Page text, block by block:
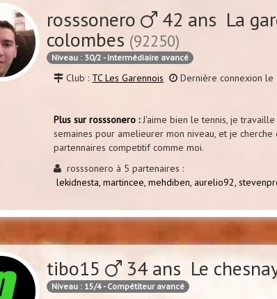
rosssonero 42 ans La
colombes (92250)
Niveau : 30/2 - Intermédiaire avancé
Club : TC Les Garennois Dernière connexion
Plus sur rosssonero :J'aime bien le tennis, je
semaines pour amelieurer mon niveau, et je cherche
partennaires competitif comme moi.
rosssonero à 5 partenaires :
lekidnesta,martincee,mehdiben, aurelio92,
tibo15 34 ans Le
Niveau : 15/4 - Compétiteur avancé